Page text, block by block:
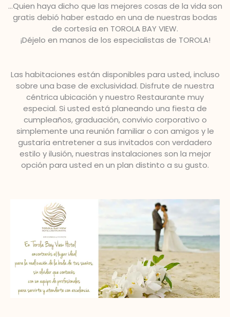
…Quien haya dicho que las mejores cosas de la vida son
gratis debió haber estado en una de nuestras bodas
de cortesía en TOROLA BAY VIEW.
¡Déjelo en manos de los especialistas de TOROLA!
Las habitaciones están disponibles para usted, incluso
sobre una base de exclusividad. Disfrute de nuestra
céntrica ubicación y nuestro Restaurante muy
especial. Si usted está planeando una fiesta de
cumpleaños, graduación, convivio corporativo o
simplemente una reunión familiar o con amigos y le
gustaría entretener a sus invitados con verdadero
estilo y ilusión, nuestras instalaciones son la mejor
opción para usted en un plan distinto a su gusto.